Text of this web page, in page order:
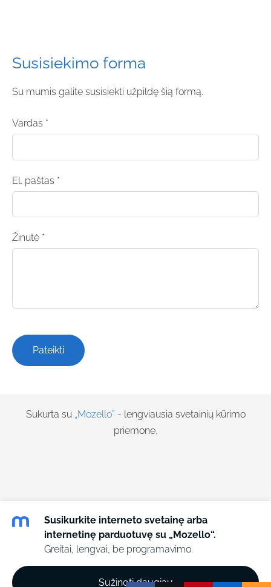
Susisiekimo forma
Su mumis galite susisiekti užpildę šią formą.
Vardas *
El. paštas *
Žinutė *
Sukurta su „Mozello” - lengviausia svetainių kūrimo
priemone.
Susikurkite interneto svetainę arba
internetinę parduotuvę su „Mozello“.
Greitai, lengvai, be programavimo.
Sužinoti daugiau